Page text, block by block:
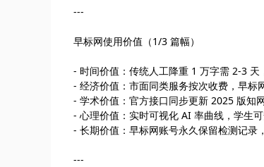
---
早标网使用价值（1/3 篇幅）
- 时间价值：传统人工降重 1 万字需 2-3 天
- 经济价值：市面同类服务按次收费，早
- 学术价值：官方接口同步更新 2025 版知
- 心理价值：实时可视化 AI 率曲线，学生可
- 长期价值：早标网账号永久保留检测记录
---